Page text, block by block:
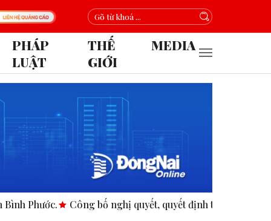
PHÁP
LUẬT
THẾ
GIỚI
MEDIA
Công bố nghị quyết, quyết định tại các xã, phường.